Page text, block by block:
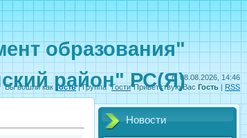
Сб, 08.08.2026, 14:46
Вы вошли как Гость|Группа "Гости"Приветствую Вас Гость | RSS
образования"
район" РС(Я)
Новости